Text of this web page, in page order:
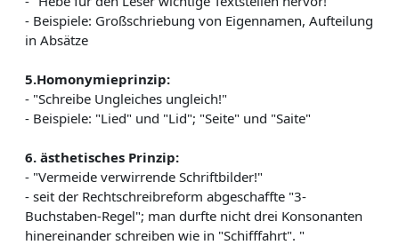
- Beispiele: Großschriebung von Eigennamen, Aufteilung
in Absätze
5.Homonymieprinzip:
- "Schreibe Ungleiches ungleich!"
- Beispiele: "Lied" und "Lid"; "Seite" und "Saite"
6. ästhetisches Prinzip:
- "Vermeide verwirrende Schriftbilder!"
- seit der Rechtschreibreform abgeschaffte "3-
Buchstaben-Regel"; man durfte nicht drei Konsonanten
hinereinander schreiben wie in "Schifffahrt". "